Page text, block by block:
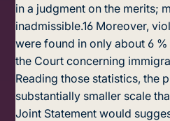
in a judgment on the merits;
inadmissible.16 Moreover,
were found in only about 6
the Court concerning
Reading those statistics, the
substantially smaller scale
Joint Statement would